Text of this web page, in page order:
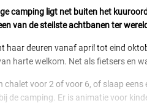
camping ligt net buiten het
van de steilste achtbanen ter
haar deuren vanaf april tot eind
harte welkom. Net als fietsers en
chalet voor 2 of voor 6, of slaap
de camping. Er is animatie voor